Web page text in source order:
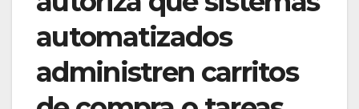
automatizados
administren carritos